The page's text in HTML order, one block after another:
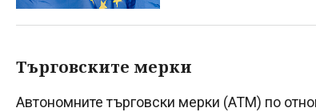
Търговските мерки
Автономните търговски мерки (АТМ) по